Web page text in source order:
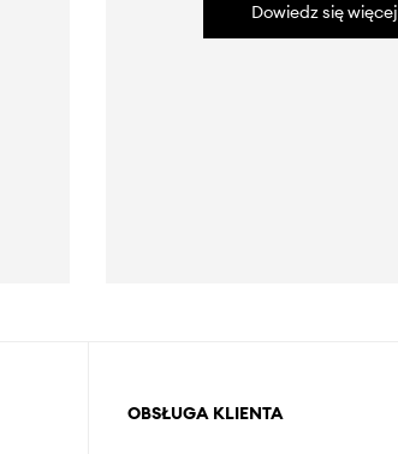
Dowiedz się więcej
OBSŁUGA KLIENTA